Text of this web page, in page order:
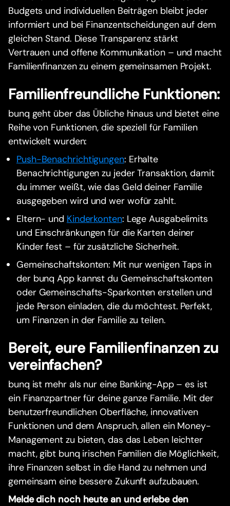
Budgets und individuellen Beiträgen bleibt jeder
informiert und bei Finanzentscheidungen auf dem
gleichen Stand. Diese Transparenz stärkt
Vertrauen und offene Kommunikation – und macht
Familienfinanzen zu einem gemeinsamen Projekt.
Familienfreundliche Funktionen:
bunq geht über das Übliche hinaus und bietet eine
Reihe von Funktionen, die speziell für Familien
entwickelt wurden:
Push-Benachrichtigungen: Erhalte
Benachrichtigungen zu jeder Transaktion, damit
du immer weißt, wie das Geld deiner Familie
ausgegeben wird und wer wofür zahlt.
Eltern- und Kinderkonten: Lege Ausgabelimits
und Einschränkungen für die Karten deiner
Kinder fest – für zusätzliche Sicherheit.
Gemeinschaftskonten: Mit nur wenigen Taps in
der bunq App kannst du Gemeinschaftskonten
oder Gemeinschafts-Sparkonten erstellen und
jede Person einladen, die du möchtest. Perfekt,
um Finanzen in der Familie zu teilen.
Bereit, eure Familienfinanzen zu
vereinfachen?
bunq ist mehr als nur eine Banking-App – es ist
ein Finanzpartner für deine ganze Familie. Mit der
benutzerfreundlichen Oberfläche, innovativen
Funktionen und dem Anspruch, allen ein Money-
Management zu bieten, das das Leben leichter
macht, gibt bunq irischen Familien die Möglichkeit,
ihre Finanzen selbst in die Hand zu nehmen und
gemeinsam eine bessere Zukunft aufzubauen.
Melde dich noch heute an und erlebe den